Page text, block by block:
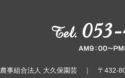
農事組合法人 大久保園芸 ｜ 〒432-